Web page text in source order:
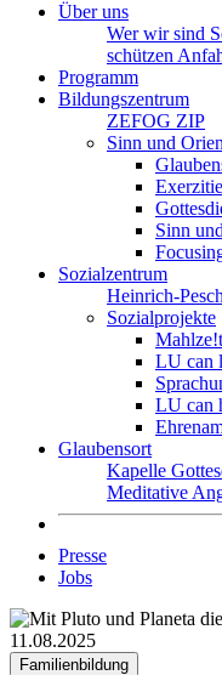
Über uns
Wer wir sind
schützen
Programm
Bildungszentrum
ZEFOG ZIP
Sinn und
Sinn
Sozialzentrum
Heinrich-
Sozialprojekte
LU can
LU can
Glaubensort
Kapelle
Meditative
Presse
Jobs
11.08.2025
Familienbildung